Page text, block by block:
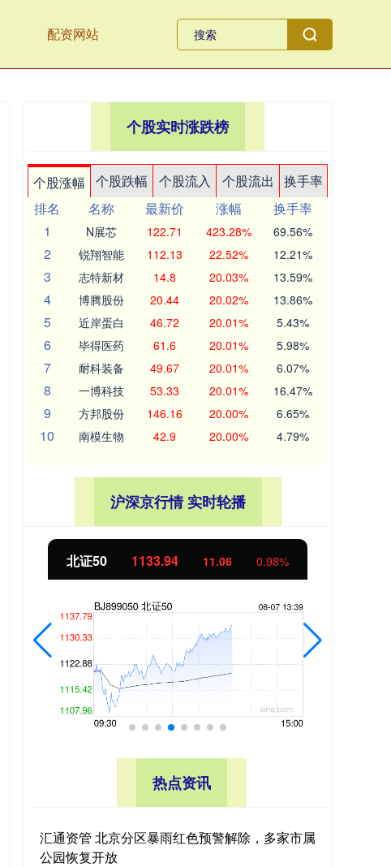
配资网站
个股实时涨跌榜
个股涨幅 个股跌幅 个股流入 个股流出
换手率
排名
名称 最新价 涨幅
换手率
1
N展芯 122.71 423.28% 69.56%
2 锐翔智能 112.13 22.52% 12.21%
3 志特新材 14.8 20.03% 13.59%
4 博腾股份 20.44 20.02% 13.86%
5 近岸蛋白 46.72 20.01% 5.43%
6 毕得医药 61.6 20.01% 5.98%
7 耐科装备 49.67 20.01% 6.07%
8 一博科技 53.33 20.01% 16.47%
9 方邦股份 146.16 20.00% 6.65%
10 南模生物 42.9 20.00% 4.79%
沪深京行情 实时轮播
北证50 1133.54 10.67 0.95%
热点资讯
汇通资管 北京分区暴雨红色预警解除，多家市属
公园恢复开放